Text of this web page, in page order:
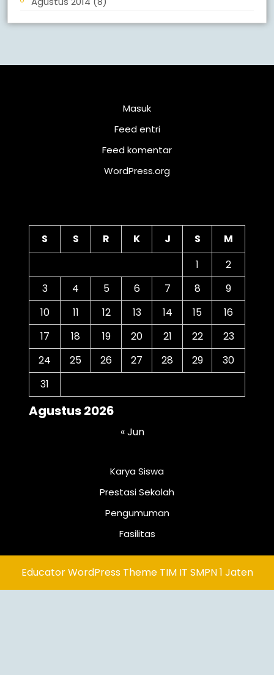
Masuk
Feed entri
Feed komentar
WordPress.org
Agustus 2026
S S R K J S
M
1
2
3
4 5 6 7 8
9
10
11 12 13 14 15
16
17
18 19 20 21 22
23
24
25 26 27 28 29
30
31
« Jun
Karya Siswa
Prestasi Sekolah
Pengumuman
Fasilitas
Educator WordPress ThemeTIM IT SMPN 1 Jaten